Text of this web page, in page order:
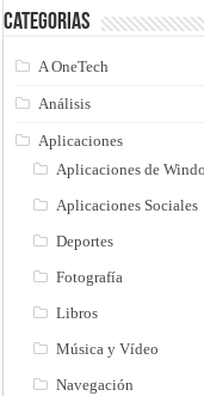
Categorias
A OneTech
Análisis
Aplicaciones
Aplicaciones de
Aplicaciones Sociales
Deportes
Fotografía
Libros
Música y Vídeo
Navegación